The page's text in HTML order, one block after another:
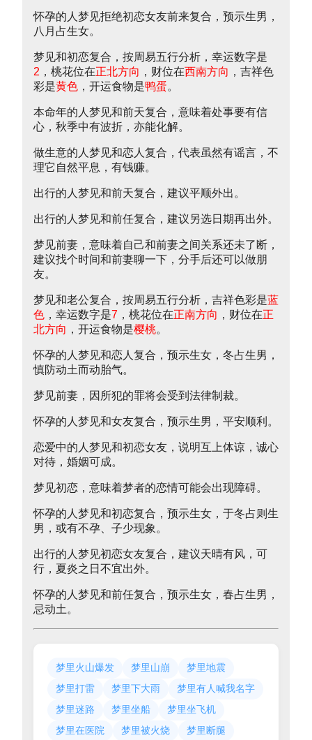
怀孕的人梦见拒绝初恋女友前来复合，预示生男，
八月占生女。
梦见和初恋复合，按周易五行分析，幸运数字是
2 ，桃花位在正北方向 ，财位在西南方向 ，吉祥色
彩是黄色 ，开运食物是鸭蛋。
本命年的人梦见和前天复合，意味着处事要有信
心，秋季中有波折，亦能化解。
做生意的人梦见和恋人复合，代表虽然有谣言，不
理它自然平息，有钱赚。
出行的人梦见和前天复合，建议平顺外出。
出行的人梦见和前任复合，建议另选日期再出外。
梦见前妻，意味着自己和前妻之间关系还未了断，
建议找个时间和前妻聊一下，分手后还可以做朋
友。
梦见和老公复合，按周易五行分析，吉祥色彩是蓝
色 ，幸运数字是7 ，桃花位在正南方向 ，财位在正
北方向 ，开运食物是樱桃。
怀孕的人梦见和恋人复合，预示生女，冬占生男，
慎防动土而动胎气。
梦见前妻，因所犯的罪将会受到法律制裁。
怀孕的人梦见和女友复合，预示生男，平安顺利。
恋爱中的人梦见和初恋女友，说明互上体谅，诚心
对待，婚姻可成。
梦见初恋，意味着梦者的恋情可能会出现障碍。
怀孕的人梦见和初恋复合，预示生女，于冬占则生
男，或有不孕、子少现象。
出行的人梦见初恋女友复合，建议天晴有风，可
行，夏炎之日不宜出外。
怀孕的人梦见和前任复合，预示生女，春占生男，
忌动土。
梦里火山爆发 梦里山崩
梦里地震
梦里打雷
梦里下大雨
梦里有人喊我名字
梦里迷路
梦里坐船
梦里坐飞机
梦里在医院
梦里被火烧 梦里断腿